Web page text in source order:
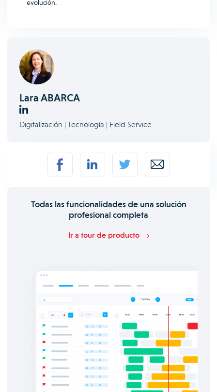
evolución.
Lara ABARCA
Digitalización | Tecnología | Field Service
Todas las funcionalidades de una solución
profesional completa
Ir a tour de producto